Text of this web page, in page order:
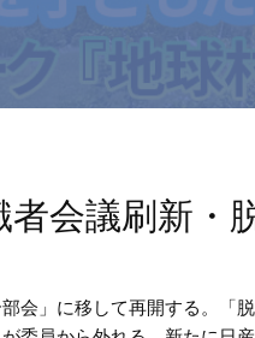
者会議刷新・
会」に移して再開する。「